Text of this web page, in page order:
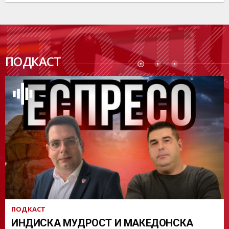
ПОДКАСТ
ПОДК
АСТ
ПОДКАСТ
ИНДИСКА МУДРОСТ И МАКЕДОНСКА